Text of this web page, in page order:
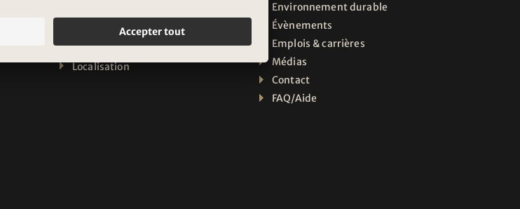
Boulevard de Grancy 37
CH-1006 Lausanne
Localisation
Environnement durable
Évènements
Emplois & carrières
Médias
Contact
FAQ/Aide